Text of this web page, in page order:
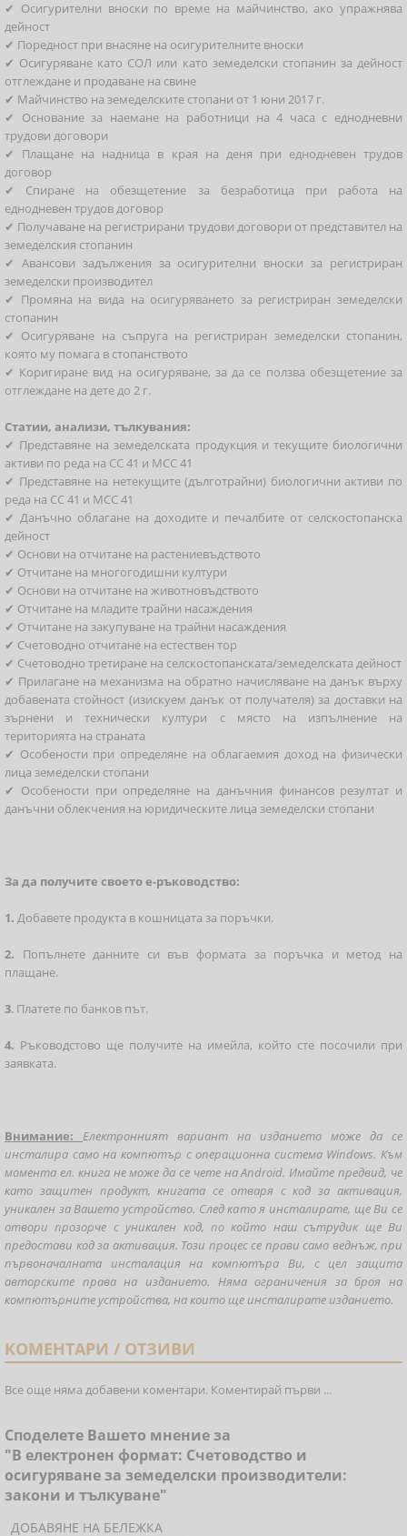
✔ Осигурителни вноски по време на майчинство, ако упражнява
дейност
✔ Поредност при внасяне на осигурителните вноски
✔ Осигуряване като СОЛ или като земеделски стопанин за дейност
отглеждане и продаване на свине
✔ Майчинство на земеделските стопани от 1 юни 2017 г.
✔ Основание за наемане на работници на 4 часа с еднодневни
трудови договори
✔ Плащане на надница в края на деня при еднодневен трудов
договор
✔ Спиране на обезщетение за безработица при работа на
еднодневен трудов договор
✔ Получаване на регистрирани трудови договори от представител на
земеделския стопанин
✔ Авансови задължения за осигурителни вноски за регистриран
земеделски производител
✔ Промяна на вида на осигуряването за регистриран земеделски
стопанин
✔ Осигуряване на съпруга на регистриран земеделски стопанин,
която му помага в стопанството
✔ Коригиране вид на осигуряване, за да се ползва обезщетение за
отглеждане на дете до 2 г.
Статии, анализи, тълкувания:
✔ Представяне на земеделската продукция и текущите биологични
активи по реда на СС 41 и МСС 41
✔ Представяне на нетекущите (дълготрайни) биологични активи по
реда на СС 41 и МСС 41
✔ Данъчно облагане на доходите и печалбите от селскостопанска
дейност
✔ Основи на отчитане на растениевъдството
✔ Отчитане на многогодишни култури
✔ Основи на отчитане на животновъдството
✔ Отчитане на младите трайни насаждения
✔ Отчитане на закупуване на трайни насаждения
✔ Счетоводно отчитане на естествен тор
✔ Счетоводно третиране на селскостопанската/земеделската дейност
✔ Прилагане на механизма на обратно начисляване на данък върху
добавената стойност (изискуем данък от получателя) за доставки на
зърнени и технически култури с място на изпълнение на
територията на страната
✔ Особености при определяне на облагаемия доход на физически
лица земеделски стопани
✔ Особености при определяне на данъчния финансов резултат и
данъчни облекчения на юридическите лица земеделски стопани
За да получите своето е-ръководство:
1. Добавете продукта в кошницата за поръчки.
2. Попълнете данните си във формата за поръчка и метод на
плащане.
3. Платете по банков път.
4. Ръководстово ще получите на имейла, който сте посочили при
заявката.
Внимание: Електронният вариант на изданието може да се
инсталира само на компютър с операционна система Windows. Към
момента ел. книга не може да се чете на Android. Имайте предвид, че
като защитен продукт, книгата се отваря с код за активация,
уникален за Вашето устройство. След като я инсталирате, ще Ви се
отвори прозорче с уникален код, по който наш сътрудик ще Ви
предостави код за активация. Този процес се прави само веднъж, при
първоначалната инсталация на компютъра Ви, с цел защита
авторските права на изданието. Няма ограничения за броя на
компютърните устройства, на които ще инсталирате изданието.
КОМЕНТАРИ / ОТЗИВИ
Все още няма добавени коментари. Коментирай първи ...
Споделете Вашето мнение за
"В електронен формат: Счетоводство и
осигуряване за земеделски производители:
закони и тълкуване"
ДОБАВЯНЕ НА БЕЛЕЖКА